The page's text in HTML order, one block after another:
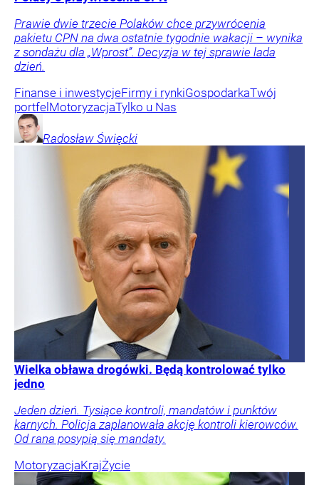
Prawie dwie trzecie Polaków chce przywrócenia
pakietu CPN na dwa ostatnie tygodnie wakacji – wynika
z sondażu dla „Wprost”. Decyzja w tej sprawie lada
dzień.
Finanse i inwestycjeFirmy i rynkiGospodarkaTwój
portfelMotoryzacjaTylko u Nas
Radosław Święcki
Wielka obława drogówki. Będą kontrolować tylko
jedno
Jeden dzień. Tysiące kontroli, mandatów i punktów
karnych. Policja zaplanowała akcję kontroli kierowców.
Od rana posypią się mandaty.
MotoryzacjaKrajŻycie